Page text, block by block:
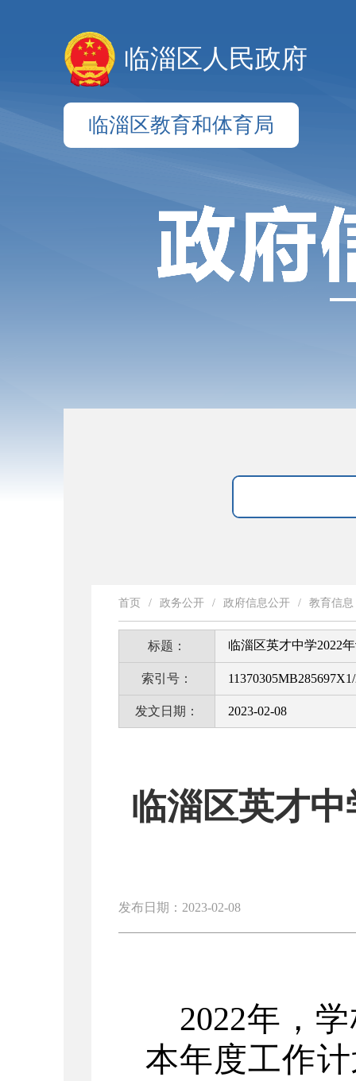
临淄区人民政府
临淄区教育和体育局
首页 / 政务公开 / 政府信息公开 / 教育信息
标题： 临淄区英才中学2022
索引号：
发文日期： 2023-02-08
临淄区英才
发布日期：2023-02-08
2022年，
本年度工作